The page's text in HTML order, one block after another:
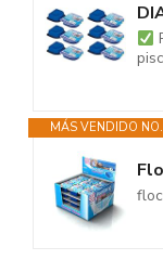
MÁS VENDIDO